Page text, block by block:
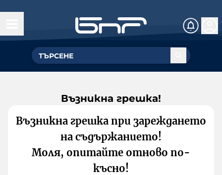
Възникна грешка!
Възникна грешка при зареждането
на съдържанието!
Моля, опитайте отново по-
късно!